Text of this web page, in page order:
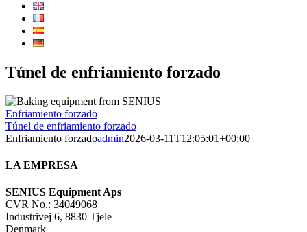
Túnel de enfriamiento forzado
Enfriamiento forzado
Túnel de enfriamiento forzado
Enfriamiento forzadoadmin2026-03-11T12:05:01+00:00
LA EMPRESA
SENIUS Equipment Aps
CVR No.: 34049068
Industrivej 6, 8830 Tjele
Denmark